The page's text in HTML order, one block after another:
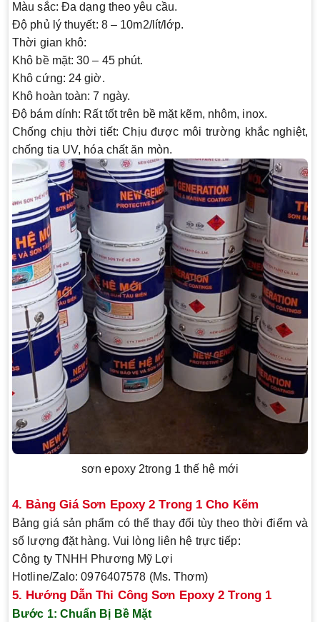
Màu sắc: Đa dạng theo yêu cầu.
Độ phủ lý thuyết: 8 – 10m2/lít/lớp.
Thời gian khô:
Khô bề mặt: 30 – 45 phút.
Khô cứng: 24 giờ.
Khô hoàn toàn: 7 ngày.
Độ bám dính: Rất tốt trên bề mặt kẽm, nhôm, inox.
Chống chịu thời tiết: Chịu được môi trường khắc nghiệt,
chống tia UV, hóa chất ăn mòn.
sơn epoxy 2trong 1 thế hệ mới
4. Bảng Giá Sơn Epoxy 2 Trong 1 Cho Kẽm
Bảng giá sản phẩm có thể thay đổi tùy theo thời điểm và
số lượng đặt hàng. Vui lòng liên hệ trực tiếp:
Công ty TNHH Phương Mỹ Lợi
Hotline/Zalo: 0976407578 (Ms. Thơm)
5. Hướng Dẫn Thi Công Sơn Epoxy 2 Trong 1
Bước 1: Chuẩn Bị Bề Mặt